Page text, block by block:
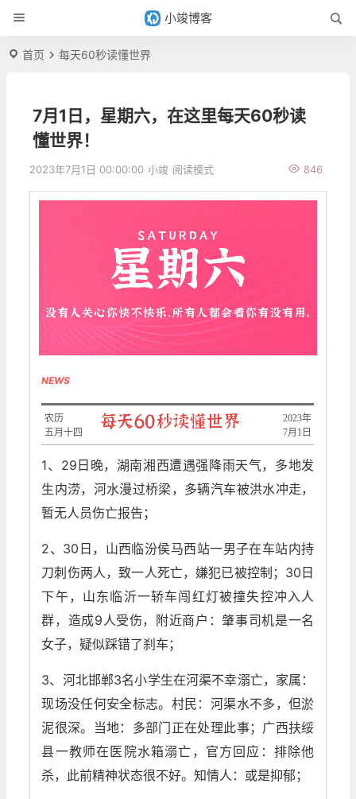
小竣博客
首页 每天60秒读懂世界
7月1日，星期六，在这里每天60秒读
懂世界！
2023年7月1日 00:00:00 小竣 846
阅读模式
NEWS
2023年
7月1日
农历
五月十四
1、29日晚，湖南湘西遭遇强降雨天气，多地发
生内涝，河水漫过桥梁，多辆汽车被洪水冲走，
暂无人员伤亡报告；
2、30日，山西临汾侯马西站一男子在车站内持
刀刺伤两人，致一人死亡，嫌犯已被控制；30日
下午，山东临沂一轿车闯红灯被撞失控冲入人
群，造成9人受伤，附近商户：肇事司机是一名
女子，疑似踩错了刹车；
3、河北邯郸3名小学生在河渠不幸溺亡，家属：
现场没任何安全标志。村民：河渠水不多，但淤
泥很深。当地：多部门正在处理此事；广西扶绥
县一教师在医院水箱溺亡，官方回应：排除他
杀，此前精神状态很不好。知情人：或是抑郁；